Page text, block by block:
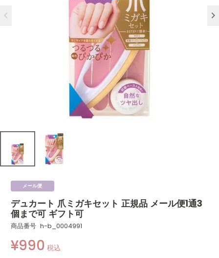
メール便
デュカート 爪ミガキセット 正規品 メール便1通3
個まで可 ギフト可
商品番号 h-b_0004991
¥990 税込